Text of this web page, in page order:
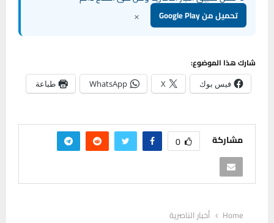
تحميل من Google Play ×
شارك هذا الموضوع:
فيس بوك X
WhatsApp طباعة
مشاركة 0
Home
أخبار الناصرية